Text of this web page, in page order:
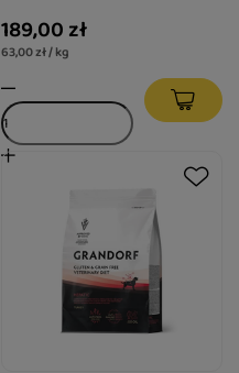
189,00 zł
63,00 zł / kg